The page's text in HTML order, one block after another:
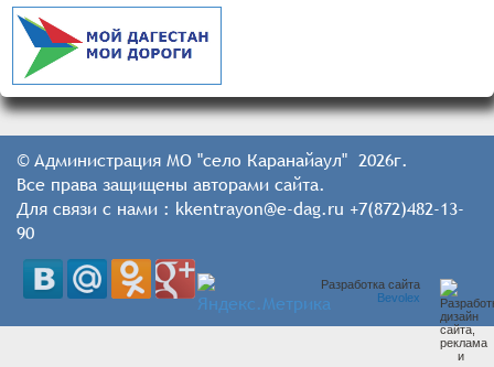
© Администрация МО "село Каранайаул" 2026г.
Все права защищены авторами сайта.
Для связи с нами : kkentrayon@e-dag.ru +7(872)482-13-
90
Разработка сайта
Bevolex